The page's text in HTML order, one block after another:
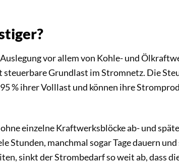
vor allem von Kohle- und
Grundlast im Stromnetz. Die
% ihrer Volllast und können ihre
einzelne Kraftwerksblöcke ab- und
Stunden, manchmal sogar Tage dauern
sinkt der Strombedarf so weit ab, dass